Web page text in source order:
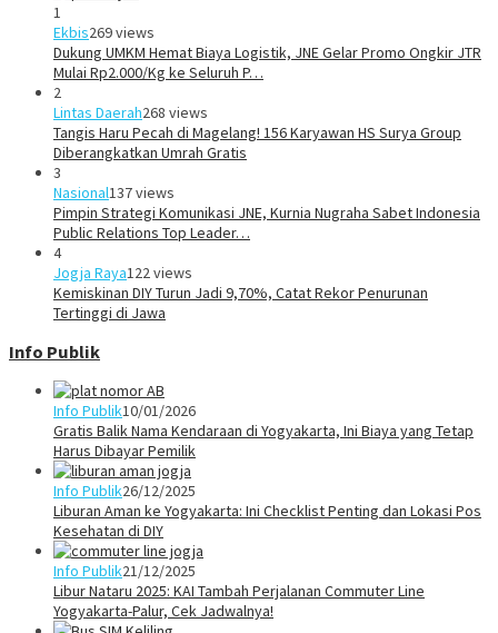
1
Ekbis269 views
Dukung UMKM Hemat Biaya Logistik, JNE Gelar Promo Ongkir JTR
Mulai Rp2.000/Kg ke Seluruh P…
2
Lintas Daerah268 views
Tangis Haru Pecah di Magelang! 156 Karyawan HS Surya Group
Diberangkatkan Umrah Gratis
3
Nasional137 views
Pimpin Strategi Komunikasi JNE, Kurnia Nugraha Sabet Indonesia
Public Relations Top Leader…
4
Jogja Raya122 views
Kemiskinan DIY Turun Jadi 9,70%, Catat Rekor Penurunan
Tertinggi di Jawa
Info Publik
Info Publik10/01/2026
Gratis Balik Nama Kendaraan di Yogyakarta, Ini Biaya yang Tetap
Harus Dibayar Pemilik
Info Publik26/12/2025
Liburan Aman ke Yogyakarta: Ini Checklist Penting dan Lokasi Pos
Kesehatan di DIY
Info Publik21/12/2025
Libur Nataru 2025: KAI Tambah Perjalanan Commuter Line
Yogyakarta-Palur, Cek Jadwalnya!